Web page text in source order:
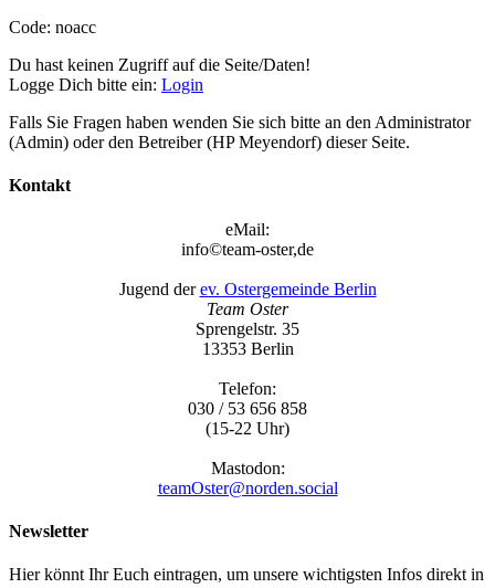
Code: noacc
Du hast keinen Zugriff auf die Seite/Daten!
Logge Dich bitte ein: Login
Falls Sie Fragen haben wenden Sie sich bitte an den Administrator
(Admin) oder den Betreiber (HP Meyendorf) dieser Seite.
Kontakt
eMail:
info©team-oster,de
Jugend derev. Ostergemeinde Berlin
Team Oster
Sprengelstr. 35
13353 Berlin
Telefon:
030 / 53 656 858
(15-22 Uhr)
Mastodon:
teamOster@norden.social
Newsletter
Hier könnt Ihr Euch eintragen, um unsere wichtigsten Infos direkt in